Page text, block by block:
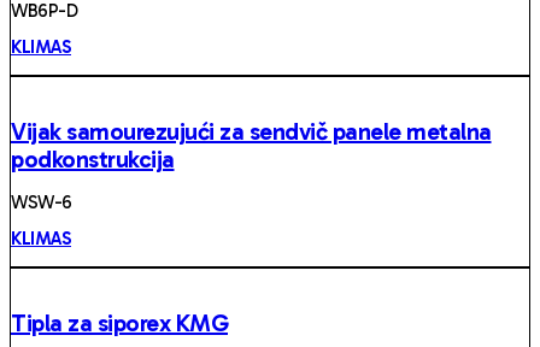
WB6P-D
KLIMAS
Vijak samourezujući za sendvič panele metalna
podkonstrukcija
WSW-6
KLIMAS
Tipla za siporex KMG